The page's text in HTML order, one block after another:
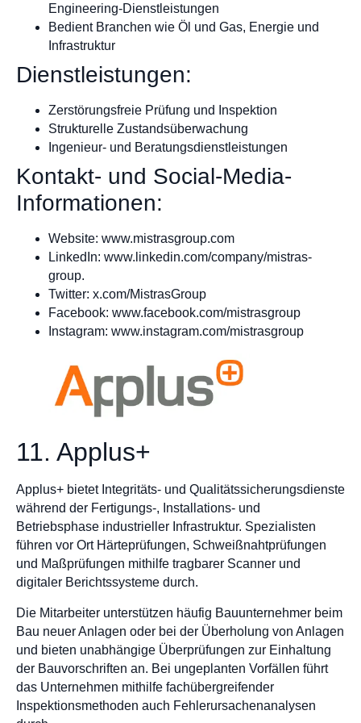
Engineering-Dienstleistungen
Bedient Branchen wie Öl und Gas, Energie und
Infrastruktur
Dienstleistungen:
Zerstörungsfreie Prüfung und Inspektion
Strukturelle Zustandsüberwachung
Ingenieur- und Beratungsdienstleistungen
Kontakt- und Social-Media-
Informationen:
Website: www.mistrasgroup.com
LinkedIn: www.linkedin.com/company/mistras-
group.
Twitter: x.com/MistrasGroup
Facebook: www.facebook.com/mistrasgroup
Instagram: www.instagram.com/mistrasgroup
11. Applus+
Applus+ bietet Integritäts- und Qualitätssicherungsdienste
während der Fertigungs-, Installations- und
Betriebsphase industrieller Infrastruktur. Spezialisten
führen vor Ort Härteprüfungen, Schweißnahtprüfungen
und Maßprüfungen mithilfe tragbarer Scanner und
digitaler Berichtssysteme durch.
Die Mitarbeiter unterstützen häufig Bauunternehmer beim
Bau neuer Anlagen oder bei der Überholung von Anlagen
und bieten unabhängige Überprüfungen zur Einhaltung
der Bauvorschriften an. Bei ungeplanten Vorfällen führt
das Unternehmen mithilfe fachübergreifender
Inspektionsmethoden auch Fehlerursachenanalysen